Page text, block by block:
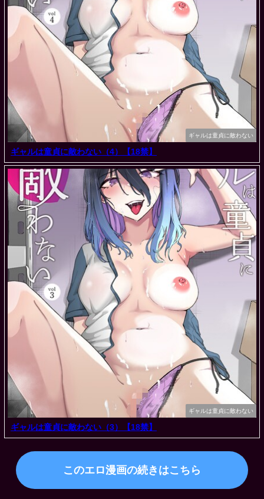
ギャルは童貞に敵わない
ギャルは童貞に敵わない（4）【18禁】
ギャルは童貞に敵わない
ギャルは童貞に敵わない（3）【18禁】
このエロ漫画の続きはこちら